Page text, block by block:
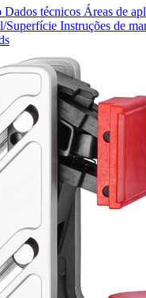
Dados técnicos Áreas de
Superfície Instruções de